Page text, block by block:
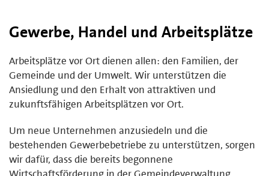
Gewerbe, Handel und Arbeitsplätze
Arbeitsplätze vor Ort dienen allen: den Familien, der
Gemeinde und der Umwelt. Wir unterstützen die
Ansiedlung und den Erhalt von attraktiven und
zukunftsfähigen Arbeitsplätzen vor Ort.
Um neue Unternehmen anzusiedeln und die
bestehenden Gewerbebetriebe zu unterstützen, sorgen
wir dafür, dass die bereits begonnene
Wirtschaftsförderung in der Gemeindeverwaltung